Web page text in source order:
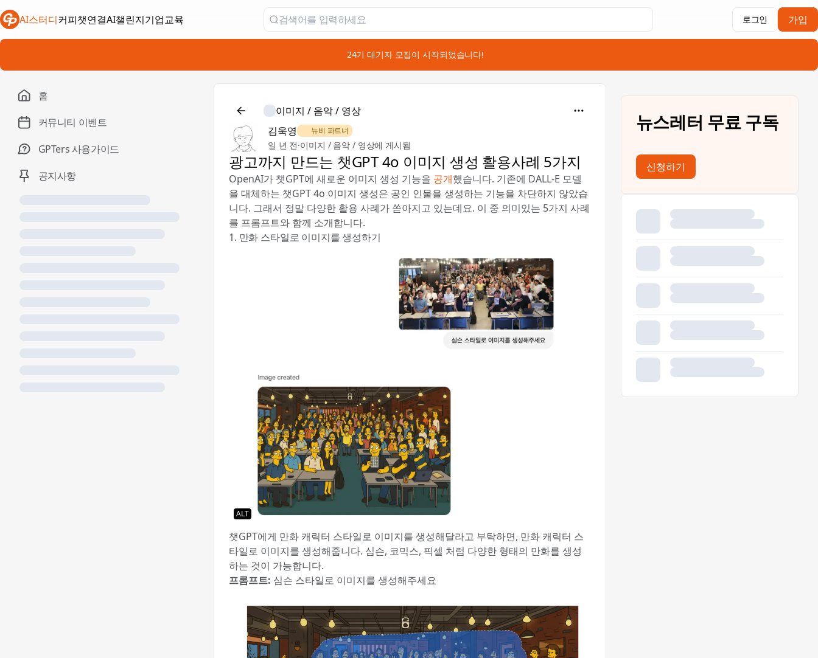
AI스터디커피챗연결
새 탭에서 열림AI챌린지
새 탭에서 열림
기업교육
새 탭에서 열림 가입
로그인
📣 24기 대기자 모집이 시작되었습니다!
홈
커뮤니티 이벤트
GPTers 사용가이드
공지사항
이미지 / 음악 / 영상
김욱영
🌿 뉴비 파트너
일 년 전·이미지 / 음악 / 영상에 게시됨
광고까지 만드는 챗GPT 4o 이미지 생성 활용사례 5가지
OpenAI가 챗GPT에 새로운 이미지 생성 기능을 공개했습니다. 기존에 DALL-E 모델
을 대체하는 챗GPT 4o 이미지 생성은 공인 인물을 생성하는 기능을 차단하지 않았습
니다. 그래서 정말 다양한 활용 사례가 쏟아지고 있는데요. 이 중 의미있는 5가지 사례
를 프롬프트와 함께 소개합니다.
1. 만화 스타일로 이미지를 생성하기
ALT
챗GPT에게 만화 캐릭터 스타일로 이미지를 생성해달라고 부탁하면, 만화 캐릭터 스
타일로 이미지를 생성해줍니다. 심슨, 코믹스, 픽셀 처럼 다양한 형태의 만화를 생성
하는 것이 가능합니다.
프롬프트: 심슨 스타일로 이미지를 생성해주세요
뉴스레터 무료 구독
신청하기